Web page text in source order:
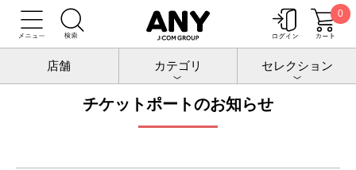
0
店舗 カテゴリ セレクション
トップ お知らせ チケットポート
チケットポートのお知らせ